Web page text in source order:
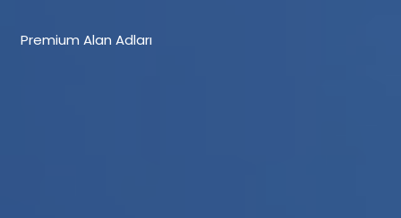
Premium Alan Adları